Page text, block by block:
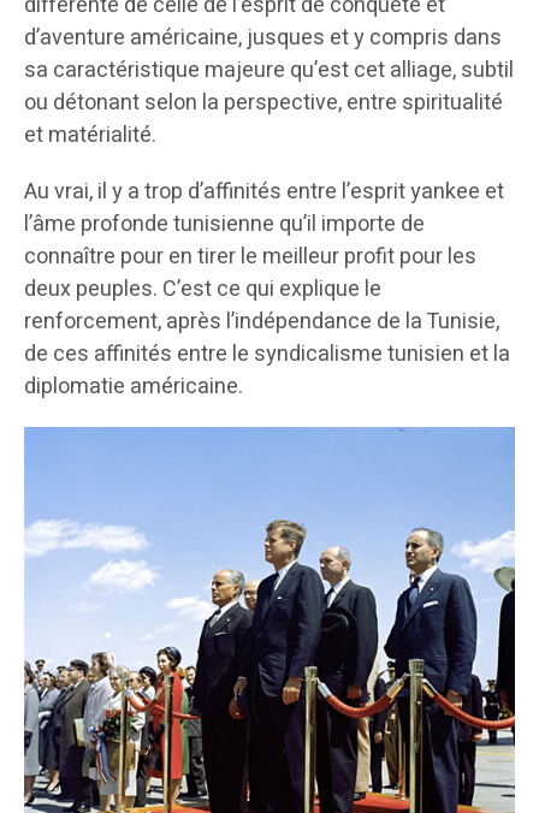
d’aventure américaine, jusques et y compris dans
sa caractéristique majeure qu’est cet alliage, subtil
ou détonant selon la perspective, entre spiritualité
et matérialité.
Au vrai, il y a trop d’affinités entre l’esprit yankee et
l’âme profonde tunisienne qu’il importe de
connaître pour en tirer le meilleur profit pour les
deux peuples. C’est ce qui explique le
renforcement, après l’indépendance de la Tunisie,
de ces affinités entre le syndicalisme tunisien et la
diplomatie américaine.